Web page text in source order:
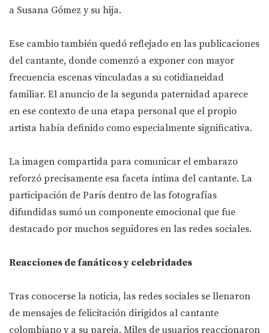
a Susana Gómez y su hija.
Ese cambio también quedó reflejado en las publicaciones
del cantante, donde comenzó a exponer con mayor
frecuencia escenas vinculadas a su cotidianeidad
familiar. El anuncio de la segunda paternidad aparece
en ese contexto de una etapa personal que el propio
artista había definido como especialmente significativa.
La imagen compartida para comunicar el embarazo
reforzó precisamente esa faceta íntima del cantante. La
participación de París dentro de las fotografías
difundidas sumó un componente emocional que fue
destacado por muchos seguidores en las redes sociales.
Reacciones de fanáticos y celebridades
Tras conocerse la noticia, las redes sociales se llenaron
de mensajes de felicitación dirigidos al cantante
colombiano y a su pareja. Miles de usuarios reaccionaron